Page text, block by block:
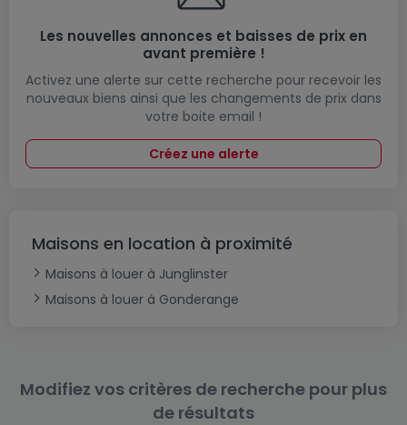
Les nouvelles annonces et baisses de prix en
avant première !
Activez une alerte sur cette recherche pour recevoir les
nouveaux biens ainsi que les changements de prix dans
votre boite email !
Créez une alerte
Maisons en location à proximité
Maisons à louer à Junglinster
Maisons à louer à Gonderange
Modifiez vos critères de recherche pour plus
de résultats